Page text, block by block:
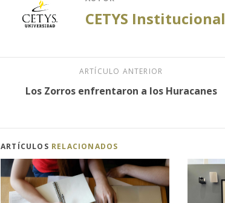
CETYS Institucional
ARTÍCULO ANTERIOR
Los Zorros enfrentaron a los Huracanes
ARTÍCULOS RELACIONADOS